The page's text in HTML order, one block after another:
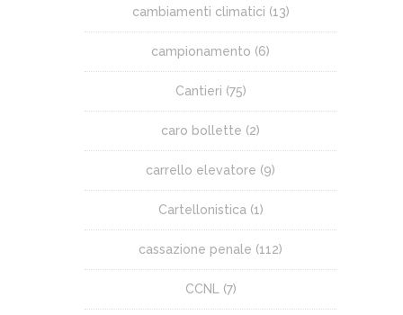
cambiamenti climatici (13)
campionamento (6)
Cantieri (75)
caro bollette (2)
carrello elevatore (9)
Cartellonistica (1)
cassazione penale (112)
CCNL (7)